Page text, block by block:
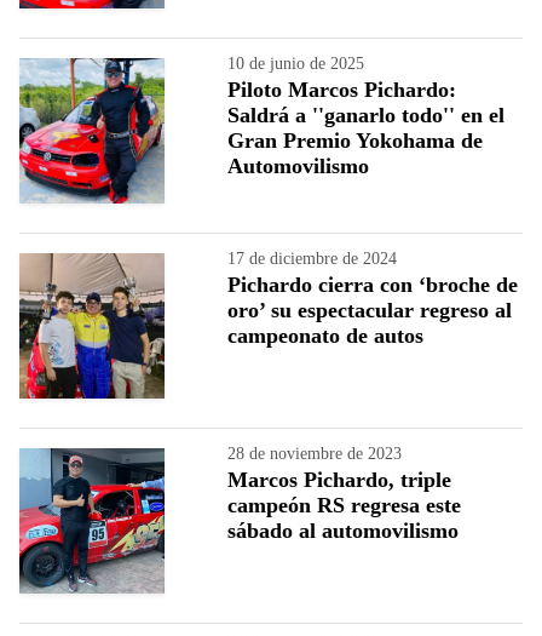
10 de junio de 2025
Piloto Marcos Pichardo:
Saldrá a ''ganarlo todo'' en el
Gran Premio Yokohama de
Automovilismo
17 de diciembre de 2024
Pichardo cierra con ‘broche de
oro’ su espectacular regreso al
campeonato de autos
28 de noviembre de 2023
Marcos Pichardo, triple
campeón RS regresa este
sábado al automovilismo